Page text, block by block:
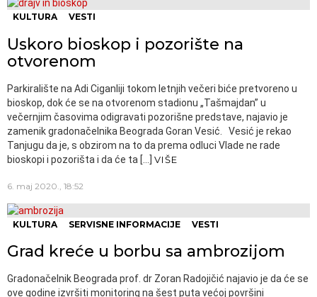
KULTURA VESTI
Uskoro bioskop i pozorište na
otvorenom
Parkiralište na Adi Ciganliji tokom letnjih večeri biće pretvoreno u
bioskop, dok će se na otvorenom stadionu „Tašmajdan” u
večernjim časovima odigravati pozorišne predstave, najavio je
zamenik gradonačelnika Beograda Goran Vesić. Vesić je rekao
Tanjugu da je, s obzirom na to da prema odluci Vlade ne rade
bioskopi i pozorišta i da će ta […] VIŠE
6. maj 2020., 18:52
KULTURA SERVISNE INFORMACIJE VESTI
Grad kreće u borbu sa ambrozijom
Gradonačelnik Beograda prof. dr Zoran Radojičić najavio je da će se
ove godine izvršiti monitoring na šest puta većoj površini